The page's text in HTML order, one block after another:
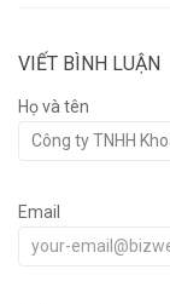
VIẾT BÌNH LUẬN
Họ và tên
Email